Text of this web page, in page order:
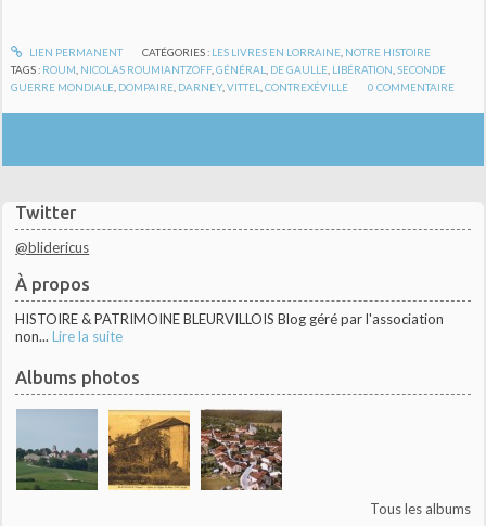
Twitter
@blidericus
À propos
HISTOIRE & PATRIMOINE BLEURVILLOIS Blog géré par l'association
non... Lire la suite
Albums photos
Tous les albums
LIEN PERMANENT CATÉGORIES : LES LIVRES EN LORRAINE, NOTRE HISTOIRE
TAGS : ROUM NICOLAS ROUMIANTZOFF,GÉNÉRAL DE GAULLE LIBÉRATION ,SECONDE
GUERRE MONDIALE DOMPAIRE DARNEY,VITTEL ,CONTREXÉVILLE 0 COMMENTAIRE